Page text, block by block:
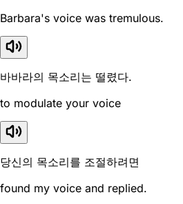
Barbara's voice was tremulous.
바바라의 목소리는 떨렸다.
to modulate your voice
당신의 목소리를 조절하려면
found my voice and replied.